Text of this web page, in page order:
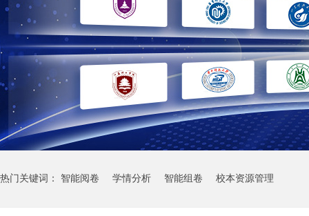
热门关键词： 智能阅卷 学情分析 智能组卷 校本资源管理